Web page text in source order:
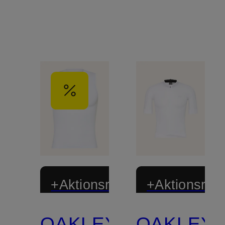
+Aktionsrabatt